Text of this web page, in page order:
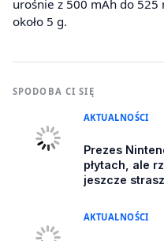
urośnie z 500 mAh do 525
około 5 g.
SPODOBA CI SIĘ
AKTUALNOŚCI
Prezes
płytach, ale
jeszcze
AKTUALNOŚCI